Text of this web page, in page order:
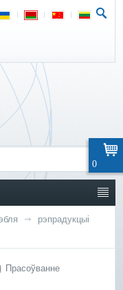
рэпрадукцыі
Прасоўванне
0